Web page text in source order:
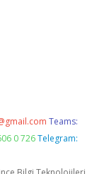
Teams:
0 726 Telegram: